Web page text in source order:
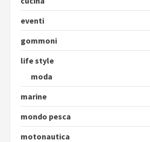
eventi
gommoni
life style
moda
marine
mondo pesca
motonautica